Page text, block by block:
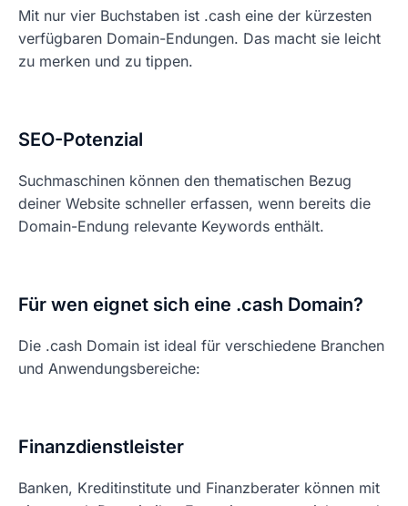
Mit nur vier Buchstaben ist .cash eine der kürzesten
verfügbaren Domain-Endungen. Das macht sie leicht
zu merken und zu tippen.
SEO-Potenzial
Suchmaschinen können den thematischen Bezug
deiner Website schneller erfassen, wenn bereits die
Domain-Endung relevante Keywords enthält.
Für wen eignet sich eine .cash Domain?
Die .cash Domain ist ideal für verschiedene Branchen
und Anwendungsbereiche:
Finanzdienstleister
Banken, Kreditinstitute und Finanzberater können mit